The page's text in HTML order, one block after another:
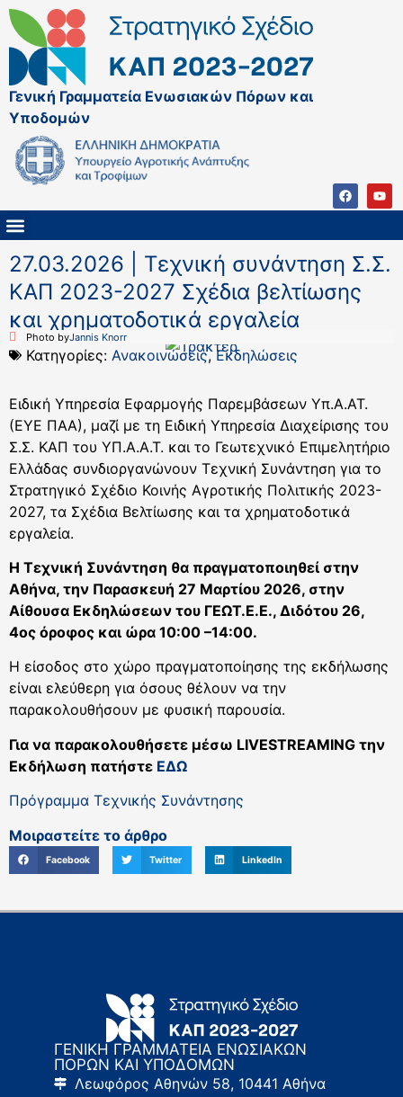
Γενική Γραμματεία Ενωσιακών Πόρων και
Υποδομών
27.03.2026 | Τεχνική συνάντηση Σ.Σ.
ΚΑΠ 2023-2027 Σχέδια βελτίωσης
και χρηματοδοτικά εργαλεία
Photo byJannis Knorr
Κατηγορίες: Ανακοινώσεις, Εκδηλώσεις
Ειδική Υπηρεσία Εφαρμογής Παρεμβάσεων Υπ.Α.ΑΤ.
(ΕΥΕ ΠΑΑ), μαζί με τη Ειδική Υπηρεσία Διαχείρισης του
Σ.Σ. ΚΑΠ του ΥΠ.Α.Α.Τ. και το Γεωτεχνικό Επιμελητήριο
Ελλάδας συνδιοργανώνουν Τεχνική Συνάντηση για το
Στρατηγικό Σχέδιο Κοινής Αγροτικής Πολιτικής 2023-
2027, τα Σχέδια Βελτίωσης και τα χρηματοδοτικά
εργαλεία.
Η Τεχνική Συνάντηση θα πραγματοποιηθεί στην
Αθήνα, την Παρασκευή 27 Μαρτίου 2026, στην
Αίθουσα Εκδηλώσεων του ΓΕΩΤ.Ε.Ε., Διδότου 26,
4ος όροφος και ώρα 10:00 –14:00.
Η είσοδος στο χώρο πραγματοποίησης της εκδήλωσης
είναι ελεύθερη για όσους θέλουν να την
παρακολουθήσουν με φυσική παρουσία.
Για να παρακολουθήσετε μέσω LIVESTREAMING την
Εκδήλωση πατήστε ΕΔΩ
Πρόγραμμα Τεχνικής Συνάντησης
Μοιραστείτε το άρθρο
Facebook Twitter LinkedIn
ΓΕΝΙΚΗ ΓΡΑΜΜΑΤΕΙΑ ΕΝΩΣΙΑΚΩΝ
ΠΟΡΩΝ ΚΑΙ ΥΠΟΔΟΜΩΝ
Λεωφόρος Αθηνών 58, 10441 Αθήνα